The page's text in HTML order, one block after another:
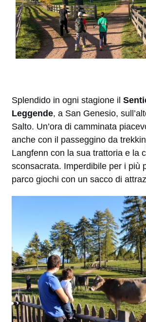
Splendido in ogni stagione il
Leggende, a San Genesio,
Salto. Un’ora di camminata
anche con il passeggino da
Langfenn con la sua trattoria e la
sconsacrata. Imperdibile per i più
parco giochi con un sacco di